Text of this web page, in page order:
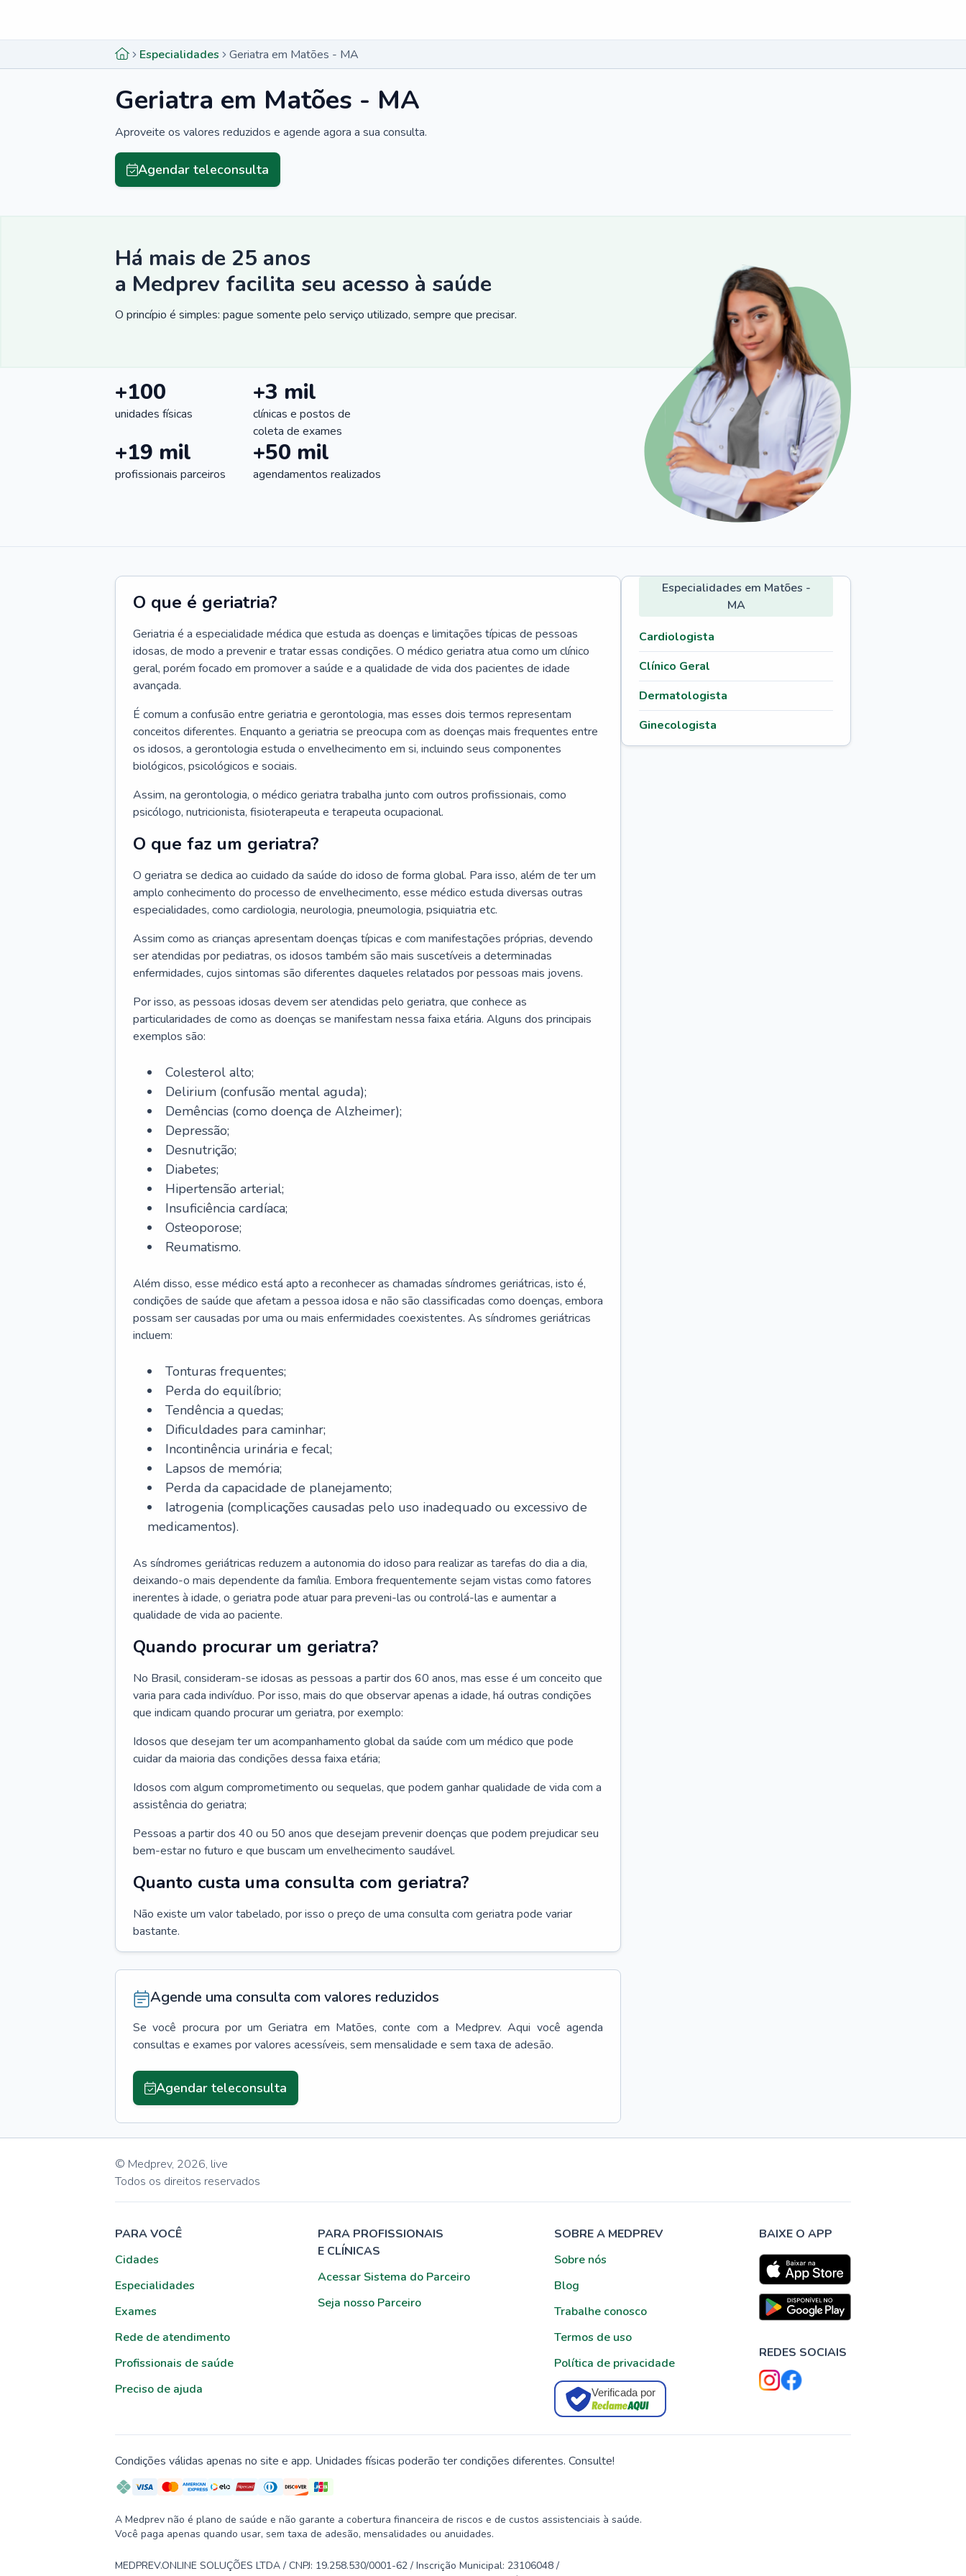
Especialidades Geriatra em Matões - MA
Geriatra em Matões - MA
Aproveite os valores reduzidos e agende agora a sua consulta.
Agendar teleconsulta
Há mais de 25 anos
a Medprev facilita seu acesso à saúde
O princípio é simples: pague somente pelo serviço utilizado, sempre que precisar.
+100
unidades físicas
+3 mil
clínicas e postos de
coleta de exames
+19 mil
profissionais parceiros
+50 mil
agendamentos realizados
O que é geriatria?
Geriatria é a especialidade médica que estuda as doenças e limitações típicas de pessoas
idosas, de modo a prevenir e tratar essas condições. O médico geriatra atua como um clínico
geral, porém focado em promover a saúde e a qualidade de vida dos pacientes de idade
avançada.
É comum a confusão entre geriatria e gerontologia, mas esses dois termos representam
conceitos diferentes. Enquanto a geriatria se preocupa com as doenças mais frequentes entre
os idosos, a gerontologia estuda o envelhecimento em si, incluindo seus componentes
biológicos, psicológicos e sociais.
Assim, na gerontologia, o médico geriatra trabalha junto com outros profissionais, como
psicólogo, nutricionista, fisioterapeuta e terapeuta ocupacional.
O que faz um geriatra?
O geriatra se dedica ao cuidado da saúde do idoso de forma global. Para isso, além de ter um
amplo conhecimento do processo de envelhecimento, esse médico estuda diversas outras
especialidades, como cardiologia, neurologia, pneumologia, psiquiatria etc.
Assim como as crianças apresentam doenças típicas e com manifestações próprias, devendo
ser atendidas por pediatras, os idosos também são mais suscetíveis a determinadas
enfermidades, cujos sintomas são diferentes daqueles relatados por pessoas mais jovens.
Por isso, as pessoas idosas devem ser atendidas pelo geriatra, que conhece as
particularidades de como as doenças se manifestam nessa faixa etária. Alguns dos principais
exemplos são:
Colesterol alto;
Delirium (confusão mental aguda);
Demências (como doença de Alzheimer);
Depressão;
Desnutrição;
Diabetes;
Hipertensão arterial;
Insuficiência cardíaca;
Osteoporose;
Reumatismo.
Além disso, esse médico está apto a reconhecer as chamadas síndromes geriátricas, isto é,
condições de saúde que afetam a pessoa idosa e não são classificadas como doenças, embora
possam ser causadas por uma ou mais enfermidades coexistentes. As síndromes geriátricas
incluem:
Tonturas frequentes;
Perda do equilíbrio;
Tendência a quedas;
Dificuldades para caminhar;
Incontinência urinária e fecal;
Lapsos de memória;
Perda da capacidade de planejamento;
Iatrogenia (complicações causadas pelo uso inadequado ou excessivo de
medicamentos).
As síndromes geriátricas reduzem a autonomia do idoso para realizar as tarefas do dia a dia,
deixando-o mais dependente da família. Embora frequentemente sejam vistas como fatores
inerentes à idade, o geriatra pode atuar para preveni-las ou controlá-las e aumentar a
qualidade de vida ao paciente.
Quando procurar um geriatra?
No Brasil, consideram-se idosas as pessoas a partir dos 60 anos, mas esse é um conceito que
varia para cada indivíduo. Por isso, mais do que observar apenas a idade, há outras condições
que indicam quando procurar um geriatra, por exemplo:
Idosos que desejam ter um acompanhamento global da saúde com um médico que pode
cuidar da maioria das condições dessa faixa etária;
Idosos com algum comprometimento ou sequelas, que podem ganhar qualidade de vida com a
assistência do geriatra;
Pessoas a partir dos 40 ou 50 anos que desejam prevenir doenças que podem prejudicar seu
bem-estar no futuro e que buscam um envelhecimento saudável.
Quanto custa uma consulta com geriatra?
Não existe um valor tabelado, por isso o preço de uma consulta com geriatra pode variar
bastante.
Agende uma consulta com valores reduzidos
Se você procura por um Geriatra em Matões, conte com a Medprev. Aqui você agenda
consultas e exames por valores acessíveis, sem mensalidade e sem taxa de adesão.
Agendar teleconsulta
Especialidades em Matões -
MA
Cardiologista
Clínico Geral
Dermatologista
Ginecologista
© Medprev, 2026, live
Todos os direitos reservados
PARA VOCÊ
Cidades
Especialidades
Exames
Rede de atendimento
Profissionais de saúde
Preciso de ajuda
PARA PROFISSIONAIS
E CLÍNICAS
Acessar Sistema do Parceiro
Seja nosso Parceiro
SOBRE A MEDPREV
Sobre nós
Blog
Trabalhe conosco
Termos de uso
Política de privacidade
Verificada por
BAIXE O APP
REDES SOCIAIS
Condições válidas apenas no site e app. Unidades físicas poderão ter condições diferentes. Consulte!
A Medprev não é plano de saúde e não garante a cobertura financeira de riscos e de custos assistenciais à saúde.
Você paga apenas quando usar, sem taxa de adesão, mensalidades ou anuidades.
MEDPREV.ONLINE SOLUÇÕES LTDA / CNPJ: 19.258.530/0001-62 / Inscrição Municipal: 23106048 /